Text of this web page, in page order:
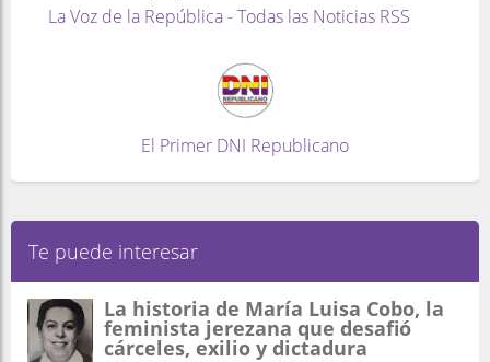
La Voz de la República - Todas las Noticias RSS
El Primer DNI Republicano
Te puede interesar
La historia de María Luisa Cobo, la
feminista jerezana que desafió
cárceles, exilio y dictadura